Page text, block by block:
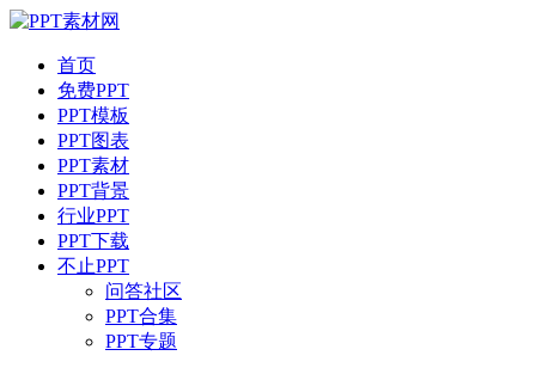
首页
免费PPT
PPT模板
PPT图表
PPT素材
PPT背景
行业PPT
PPT下载
不止PPT
问答社区
PPT合集
PPT专题